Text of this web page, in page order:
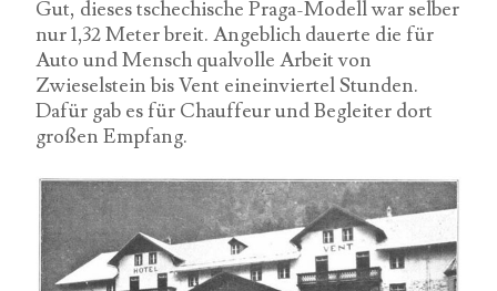
Gut, dieses tschechische Praga-Modell war selber
nur 1,32 Meter breit. Angeblich dauerte die für
Auto und Mensch qualvolle Arbeit von
Zwieselstein bis Vent eineinviertel Stunden.
Dafür gab es für Chauffeur und Begleiter dort
großen Empfang.